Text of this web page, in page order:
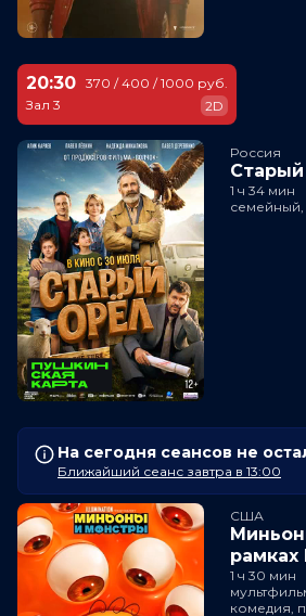
20:30
Зал 3
370 / 400 / 1000 руб.
2D
Россия
1 ч 34 мин
На сегодня сеансов не
Ближайший сеанс завтра в 13:00
США
рамках
1 ч 30 мин
комедия,